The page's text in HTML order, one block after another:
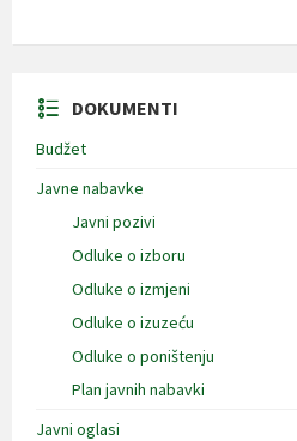
DOKUMENTI
Budžet
Javne nabavke
Javni pozivi
Odluke o izboru
Odluke o izmjeni
Odluke o izuzeću
Odluke o poništenju
Plan javnih nabavki
Javni oglasi